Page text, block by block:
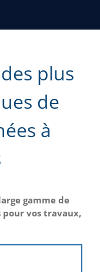
plus
de
à
gamme de
pour vos travaux,